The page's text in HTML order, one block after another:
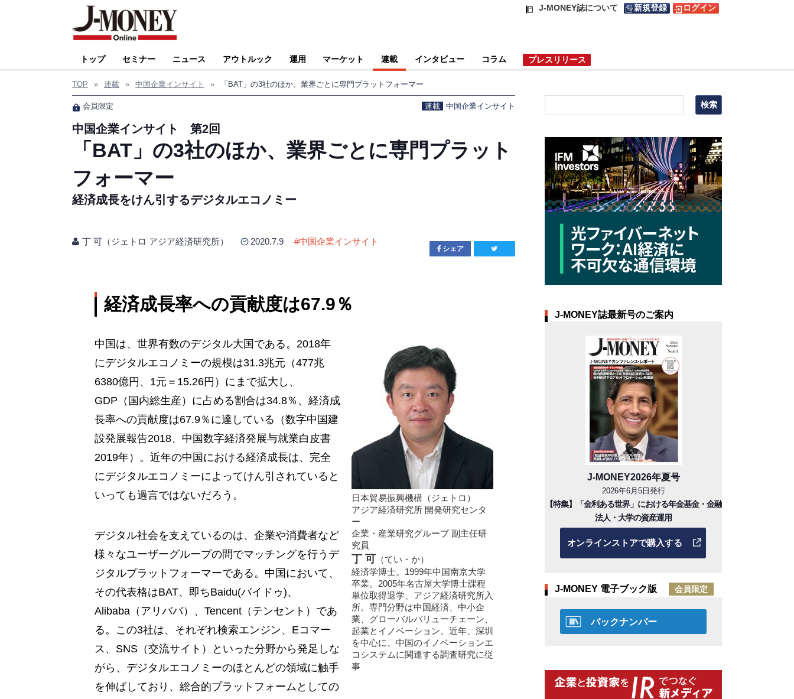
J-MONEY誌について 新規登録 ログイン
トップ セミナー ニュース アウトルック 運用 マーケット 連載 インタビュー コラム プレスリリース
TOP » 連載 » 中国企業インサイト » 「BAT」の3社のほか、業界ごとに専門プラットフォーマー
会員限定 連載 中国企業インサイト
中国企業インサイト 第2回
「BAT」の3社のほか、業界ごとに専門プラット
フォーマー
経済成長をけん引するデジタルエコノミー
丁 可（ジェトロ アジア経済研究所） 2020.7.9 #中国企業インサイト
シェア
経済成長率への貢献度は67.9％
日本貿易振興機構（ジェトロ）
アジア経済研究所 開発研究センタ
ー
企業・産業研究グループ 副主任研
究員
丁 可 （てい・か）
経済学博士。1999年中国南京大学
卒業。2005年名古屋大学博士課程
単位取得退学、アジア経済研究所入
所。専門分野は中国経済、中小企
業、グローバルバリューチェーン、
起業とイノベーション。近年、深圳
を中心に、中国のイノベーションエ
コシステムに関連する調査研究に従
事
中国は、世界有数のデジタル大国である。2018年
にデジタルエコノミーの規模は31.3兆元（477兆
6380億円、1元＝15.26円）にまで拡大し、
GDP（国内総生産）に占める割合は34.8％、経済成
長率への貢献度は67.9％に達している（数字中国建
設発展報告2018、中国数字経済発展与就業白皮書
2019年）。近年の中国における経済成長は、完全
にデジタルエコノミーによってけん引されていると
いっても過言ではないだろう。
デジタル社会を支えているのは、企業や消費者など
様々なユーザーグループの間でマッチングを行うデ
ジタルプラットフォーマーである。中国において、
その代表格はBAT、即ちBaidu(バイドゥ)、
Alibaba（アリババ）、Tencent（テンセント）であ
る。この3社は、それぞれ検索エンジン、Eコマー
ス、SNS（交流サイト）といった分野から発足しな
がら、デジタルエコノミーのほとんどの領域に触手
を伸ばしており、総合的プラットフォームとしての
J-MONEY誌最新号のご案内
J-MONEY2026年夏号
2026年6月5日発行
【特集】「金利ある世界」における年金基金・金融
法人・大学の資産運用
オンラインストアで購入する
J-MONEY 電子ブック版 会員限定
バックナンバー